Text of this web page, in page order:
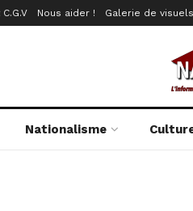
Nous aider ! Galerie de visuels
Nationalisme